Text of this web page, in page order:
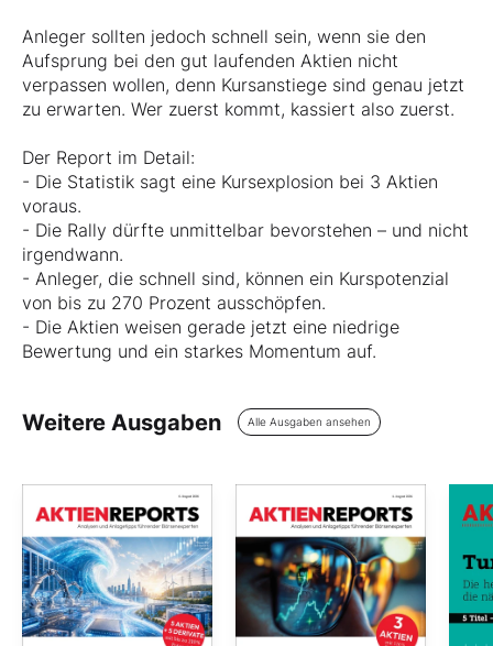
Anleger sollten jedoch schnell sein, wenn sie den
Aufsprung bei den gut laufenden Aktien nicht
verpassen wollen, denn Kursanstiege sind genau jetzt
zu erwarten. Wer zuerst kommt, kassiert also zuerst.
Der Report im Detail:
- Die Statistik sagt eine Kursexplosion bei 3 Aktien
voraus.
- Die Rally dürfte unmittelbar bevorstehen – und nicht
irgendwann.
- Anleger, die schnell sind, können ein Kurspotenzial
von bis zu 270 Prozent ausschöpfen.
- Die Aktien weisen gerade jetzt eine niedrige
Bewertung und ein starkes Momentum auf.
Weitere Ausgaben Alle Ausgaben ansehen